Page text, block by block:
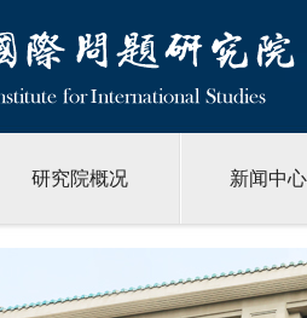
研究院概况 新闻中心